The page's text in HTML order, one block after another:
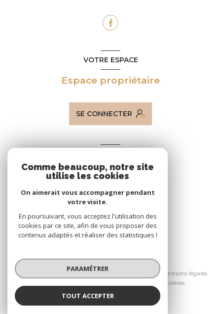
VOTRE ESPACE
Espace propriétaire
SE CONNECTER
Nous adhérons
© 2026 | Tous droits réservés
Nos honoraires
Nos partenaires
Mentions légales
Cookies
Comme beaucoup, notre site
utilise les cookies
On aimerait vous accompagner pendant
votre visite.
En poursuivant, vous acceptez l'utilisation des
cookies par ce site, afin de vous proposer des
contenus adaptés et réaliser des statistiques !
PARAMÉTRER
TOUT ACCEPTER